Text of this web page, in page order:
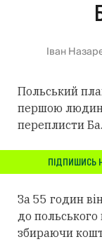
Іван
Польський
першою
переплисти
ПІДПИШИСЬ
За 55 годин
до польського
збираючи